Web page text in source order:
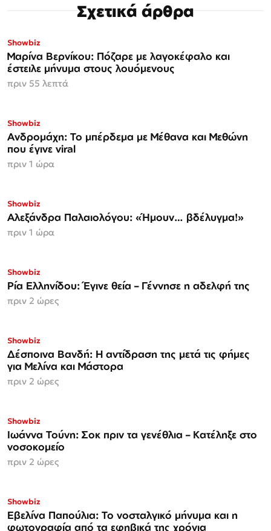
Σχετικά άρθρα
Showbiz
Μαρίνα Βερνίκου: Πόζαρε με λαγοκέφαλο και
έστειλε μήνυμα στους λουόμενους
πριν 55 λεπτά
Showbiz
Ανδρομάχη: Το μπέρδεμα με Μέθανα και Μεθώνη
που έγινε viral
πριν 1 ώρα
Showbiz
Αλεξάνδρα Παλαιολόγου: «Ήμουν… βδέλυγμα!»
πριν 1 ώρα
Showbiz
Ρία Ελληνίδου: Έγινε θεία – Γέννησε η αδελφή της
πριν 2 ώρες
Showbiz
Δέσποινα Βανδή: Η αντίδραση της μετά τις φήμες
για Μελίνα και Μάστορα
πριν 2 ώρες
Showbiz
Ιωάννα Τούνη: Σοκ πριν τα γενέθλια – Κατέληξε στο
νοσοκομείο
πριν 2 ώρες
Showbiz
Εβελίνα Παπούλια: Το νοσταλγικό μήνυμα και η
φωτογραφία από τα εφηβικά της χρόνια